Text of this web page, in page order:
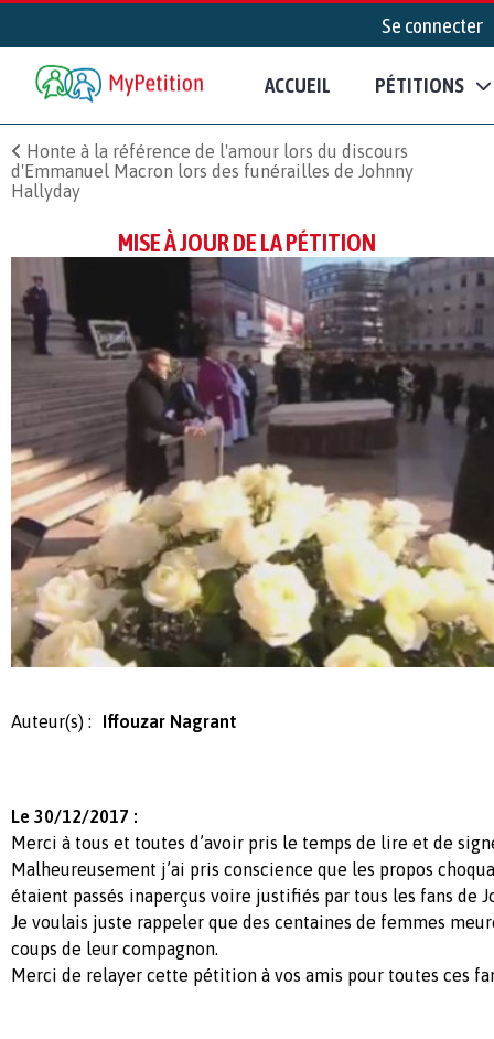
Se connecter
ACCUEIL PÉTITIONS
Honte à la référence de l'amour lors du discours
d'Emmanuel Macron lors des funérailles de Johnny
Hallyday
MISE À JOUR DE LA PÉTITION
Auteur(s) : Iffouzar Nagrant
Le 30/12/2017 :
Merci à tous et toutes d’avoir pris le temps de lire et de
Malheureusement j’ai pris conscience que les propos
étaient passés inaperçus voire justifiés par tous les fans de
Je voulais juste rappeler que des centaines de femmes
coups de leur compagnon.
Merci de relayer cette pétition à vos amis pour toutes ces